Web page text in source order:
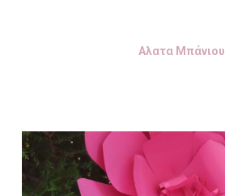
Αλατα Μπάνιου